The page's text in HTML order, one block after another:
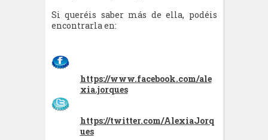
Si queréis saber más de ella, podéis
encontrarla en:
https://www.facebook.com/ale
xia.jorques
https://twitter.com/AlexiaJorq
ues